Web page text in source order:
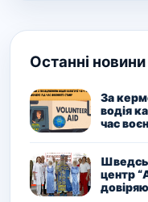
Останні новини
За
водія
час
центр